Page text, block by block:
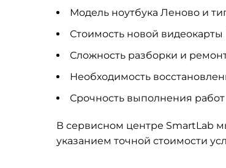
Модель ноутбука Леново и
Стоимость новой
Сложность разборки и
Необходимость
Срочность выполнения работ
В сервисном центре SmartLab
указанием точной стоимости